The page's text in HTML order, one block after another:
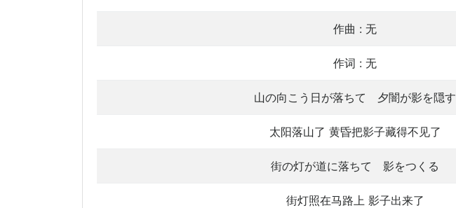
作曲 : 无
作词 : 无
山の向こう日が落ちて 夕闇が影を隠す
太阳落山了 黄昏把影子藏得不见了
街の灯が道に落ちて 影をつくる
街灯照在马路上 影子出来了